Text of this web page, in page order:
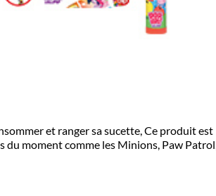
et ranger sa sucette, Ce produit est
du moment comme les Minions, Paw